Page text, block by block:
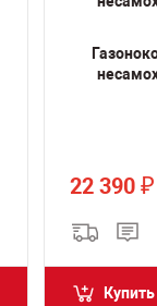
22 390₽
Купить